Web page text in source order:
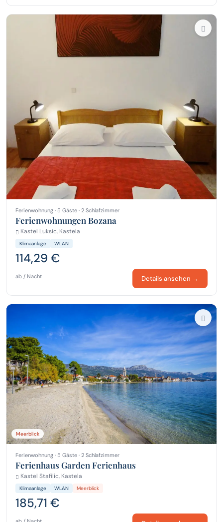
Ferienwohnung · 5 Gäste · 2 Schlafzimmer
Ferienwohnungen Bozana
Kastel Luksic, Kastela
Klimaanlage WLAN
114,29 €
ab / Nacht Details ansehen →
Meerblick
Ferienwohnung · 5 Gäste · 2 Schlafzimmer
Ferienhaus Garden Ferienhaus
Kastel Stafilic, Kastela
Klimaanlage WLAN Meerblick
185,71 €